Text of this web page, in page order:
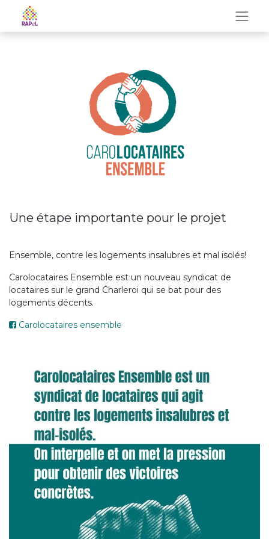
Une étape importante pour le projet
Ensemble, contre les logements insalubres et mal isolés!
Carolocataires Ensemble est un nouveau syndicat de
locataires sur le grand Charleroi qui se bat pour des
logements décents.
Carolocataires ensemble